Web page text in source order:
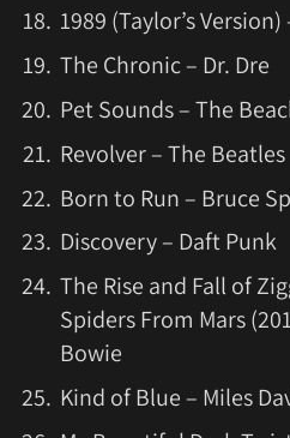
1989 (Taylor’s
The Chronic – Dr. Dre
Pet Sounds – The
Revolver – The Beatles
Born to Run – Bruce
Discovery – Daft Punk
The Rise and Fall of
Spiders From Mars
Bowie
Kind of Blue – Miles